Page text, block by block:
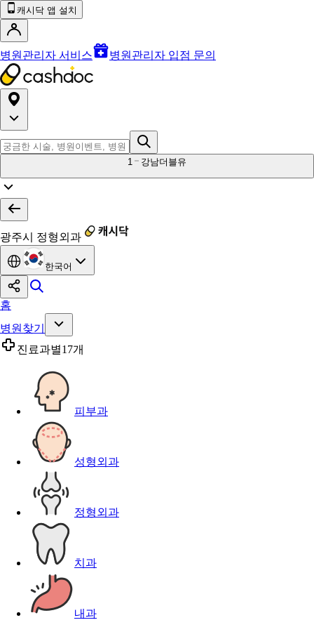
캐시닥 앱 설치
병원관리자 서비스 병원관리자 입점 문의
1 강남더블유
광주시 정형외과
한국어
홈
병원찾기
진료과별17개
피부과
성형외과
정형외과
치과
내과